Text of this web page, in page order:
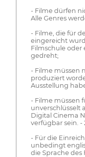
- Filme dürfen
Alle Genres
- Filme, die für
eingereicht
Filmschule oder
gedreht;
- Filme müssen
produziert
Ausstellung
- Filme müssen
unverschlüsselt
Digital Cinema
verfügbar sein. -
- Für die
unbedingt
die Sprache des